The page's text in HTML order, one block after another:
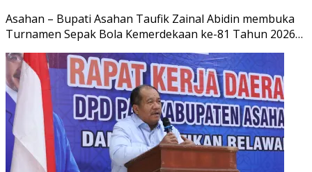
Asahan – Bupati Asahan Taufik Zainal Abidin membuka
Turnamen Sepak Bola Kemerdekaan ke-81 Tahun 2026…